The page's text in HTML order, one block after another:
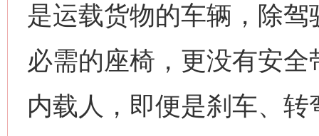
是运载货物的车辆，除
必需的座椅，更没有安
内载人，即便是刹车、
网上购药对药下症？